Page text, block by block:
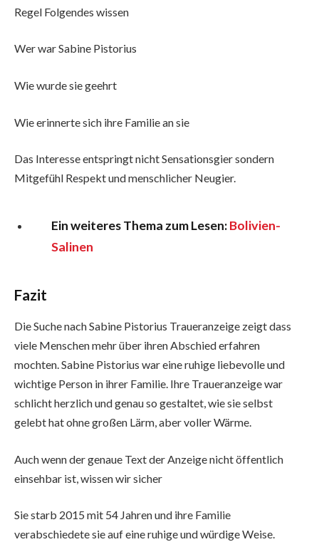
Regel Folgendes wissen
Wer war Sabine Pistorius
Wie wurde sie geehrt
Wie erinnerte sich ihre Familie an sie
Das Interesse entspringt nicht Sensationsgier sondern
Mitgefühl Respekt und menschlicher Neugier.
Ein weiteres Thema zum Lesen:Bolivien-
Salinen
Fazit
Die Suche nach Sabine Pistorius Traueranzeige zeigt dass
viele Menschen mehr über ihren Abschied erfahren
mochten. Sabine Pistorius war eine ruhige liebevolle und
wichtige Person in ihrer Familie. Ihre Traueranzeige war
schlicht herzlich und genau so gestaltet, wie sie selbst
gelebt hat ohne großen Lärm, aber voller Wärme.
Auch wenn der genaue Text der Anzeige nicht öffentlich
einsehbar ist, wissen wir sicher
Sie starb 2015 mit 54 Jahren und ihre Familie
verabschiedete sie auf eine ruhige und würdige Weise.